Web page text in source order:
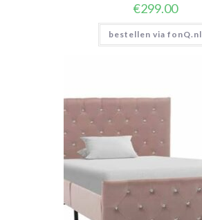
€299.00
bestellen via fonQ.nl